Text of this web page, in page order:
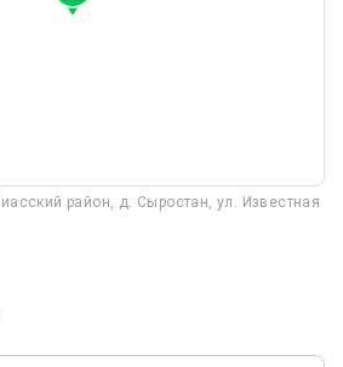
район, д. Сыростан, ул. Известная